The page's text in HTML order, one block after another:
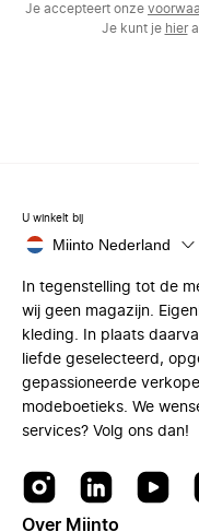
Je accepteert onze
Je kunt je hier
U winkelt bij
Miinto Nederland
In tegenstelling tot de
wij geen magazijn.
kleding. In plaats
liefde geselecteerd,
gepassioneerde
modeboetieks. We
services? Volg ons dan!
Over Miinto